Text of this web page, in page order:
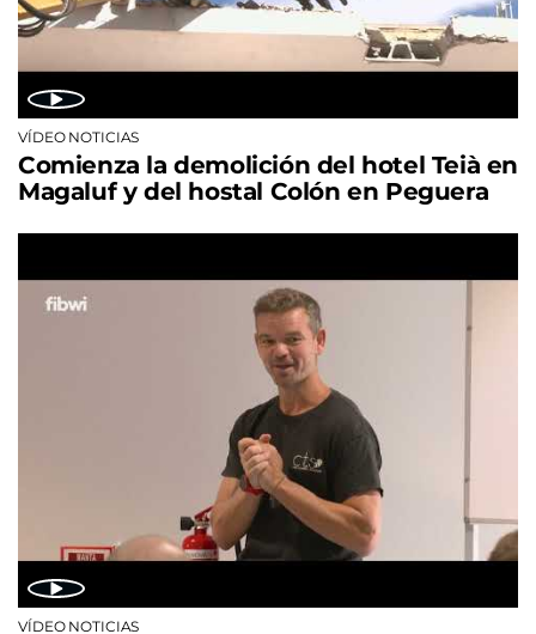
VÍDEO NOTICIAS
Comienza la demolición del hotel Teià en
Magaluf y del hostal Colón en Peguera
VÍDEO NOTICIAS